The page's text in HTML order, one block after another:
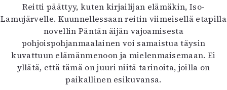
Reitti päättyy, kuten kirjailijan elämäkin, Iso-
Lamujärvelle. Kuunnellessaan reitin viimeisellä etapilla
novellin Päntän äijän vajoamisesta
pohjoispohjanmaalainen voi samaistua täysin
kuvattuun elämänmenoon ja mielenmaisemaan. Ei
yllätä, että tämä on juuri niitä tarinoita, joilla on
paikallinen esikuvansa.